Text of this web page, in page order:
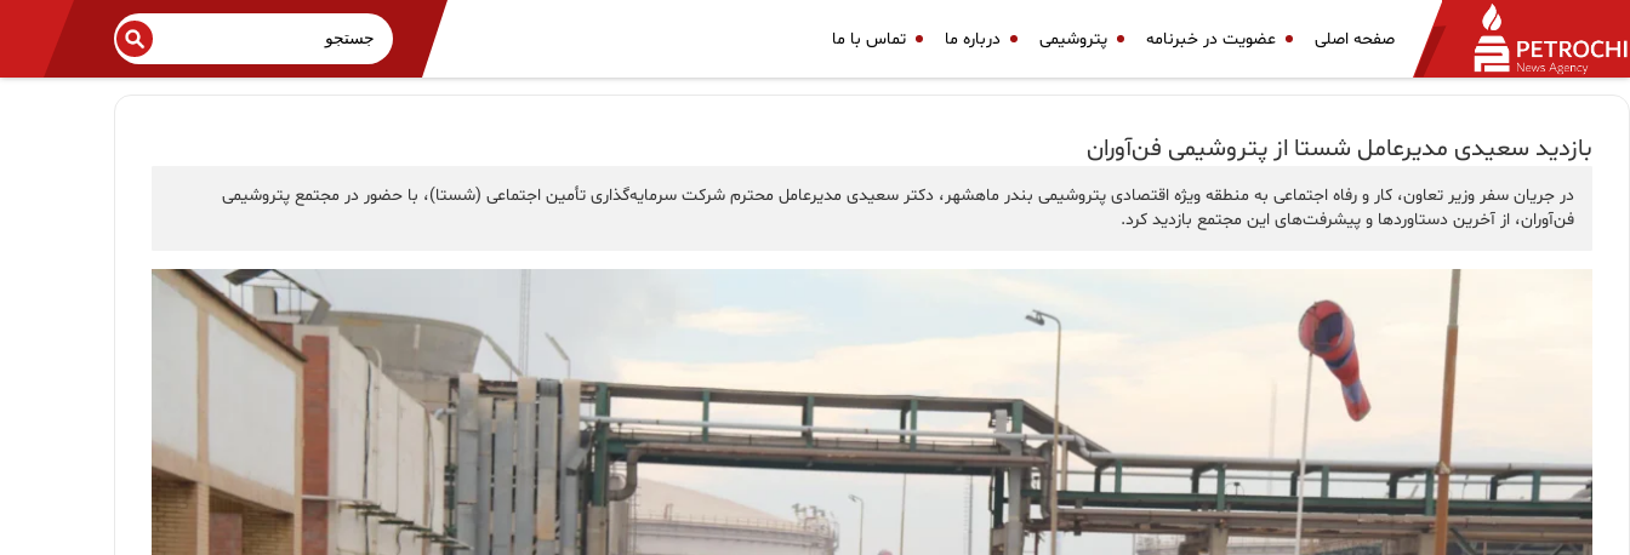
صفحه اصلی عضویت در خبرنامه پتروشیمی درباره ما تماس با ما
بازدید سعیدی مدیرعامل شستا از پتروشیمی فن‌آوران
در جریان سفر وزیر تعاون، کار و رفاه اجتماعی به منطقه ویژه اقتصادی پتروشیمی بندر ماهشهر، دکتر سعیدی مدیرعامل محترم شرکت سرمایه‌گذاری تأمین اجتماعی (شستا)، با حضور در مجتمع پتروشیمی
فن‌آوران، از آخرین دستاوردها و پیشرفت‌های این مجتمع بازدید کرد.